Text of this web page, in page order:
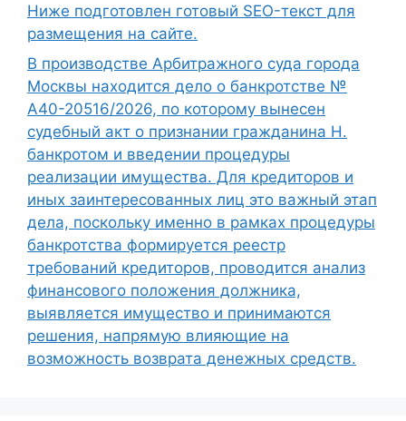
Ниже подготовлен готовый SEO-текст для
размещения на сайте.
В производстве Арбитражного суда города
Москвы находится дело о банкротстве №
А40-20516/2026, по которому вынесен
судебный акт о признании гражданина Н.
банкротом и введении процедуры
реализации имущества. Для кредиторов и
иных заинтересованных лиц это важный этап
дела, поскольку именно в рамках процедуры
банкротства формируется реестр
требований кредиторов, проводится анализ
финансового положения должника,
выявляется имущество и принимаются
решения, напрямую влияющие на
возможность возврата денежных средств.